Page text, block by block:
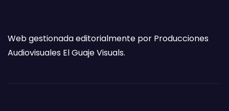
Web gestionada editorialmente por Producciones
Audiovisuales El Guaje Visuals.